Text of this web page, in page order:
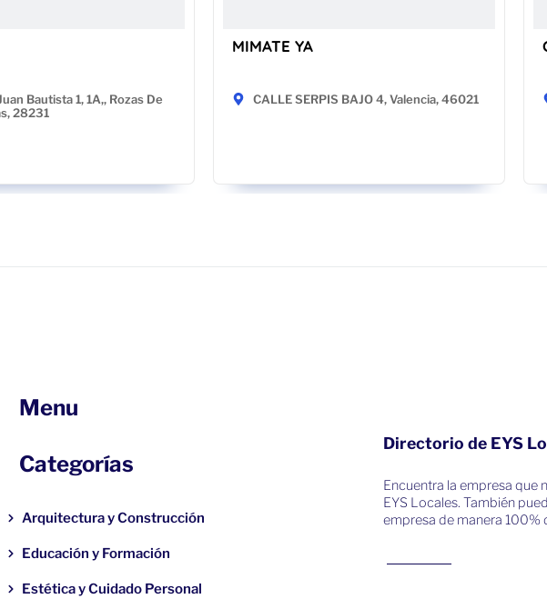
Bautista 1, 1A,, Rozas De
28231
MIMATE YA
CALLE SERPIS BAJO 4, Valencia, 46021
Menu
Categorías
Arquitectura y Construcción
Educación y Formación
Estética y Cuidado Personal
Directorio de EYS
Encuentra la empresa que
EYS Locales. También
empresa de manera 100%